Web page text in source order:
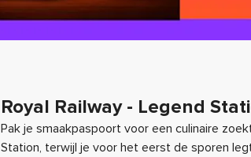
Royal Railway - Legend
Pak je smaakpaspoort voor een culinaire
Station, terwijl je voor het eerst de sporen